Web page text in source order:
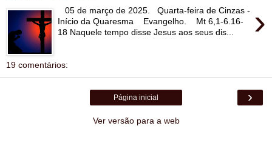
›
05 de março de 2025. Quarta-feira de Cinzas -
Início da Quaresma Evangelho. Mt 6,1-6.16-
18 Naquele tempo disse Jesus aos seus dis...
19 comentários:
›
Página inicial
Ver versão para a web